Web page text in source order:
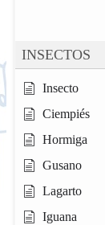
INSECTOS
Insecto
Ciempiés
Hormiga
Gusano
Lagarto
Iguana